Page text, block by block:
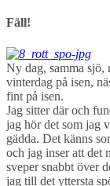
Fäll!
Ny dag, samma sjö,
vinterdag på isen,
fint på isen.
Jag sitter där och
jag hör det som jag
gädda. Det känns
och jag inser att det
sveper snabbt över
jag till det yttersta